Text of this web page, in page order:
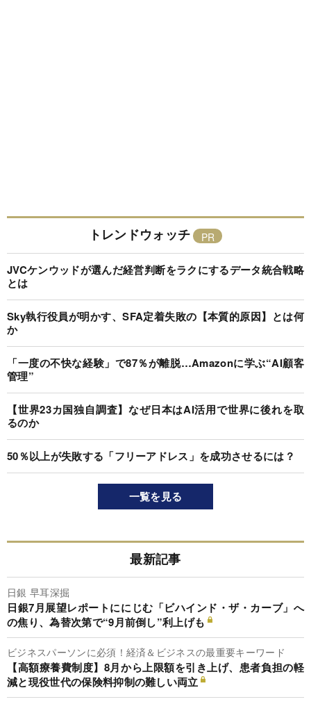
トレンドウォッチ
JVCケンウッドが選んだ経営判断をラクにするデータ統合戦略
とは
Sky執行役員が明かす、SFA定着失敗の【本質的原因】とは何
か
「一度の不快な経験」で87％が離脱…Amazonに学ぶ“AI顧客
管理”
【世界23カ国独自調査】なぜ日本はAI活用で世界に後れを取
るのか
50％以上が失敗する「フリーアドレス」を成功させるには？
一覧を見る
最新記事
日銀 早耳深掘
日銀7月展望レポートににじむ「ビハインド・ザ・カーブ」へ
の焦り、為替次第で“9月前倒し”利上げも
ビジネスパーソンに必須！経済＆ビジネスの最重要キーワード
【高額療養費制度】8月から上限額を引き上げ、患者負担の軽
減と現役世代の保険料抑制の難しい両立